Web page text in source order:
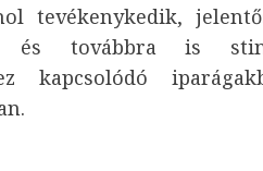
tevékenykedik,
és továbbra is
kapcsolódó